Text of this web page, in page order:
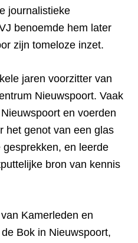
journalistieke
benoemde hem later
zijn tomeloze inzet.
jaren voorzitter van
Nieuwspoort. Vaak
en voerden
het genot van een glas
en leerde
bron van kennis
Kamerleden en
Bok in Nieuwspoort,